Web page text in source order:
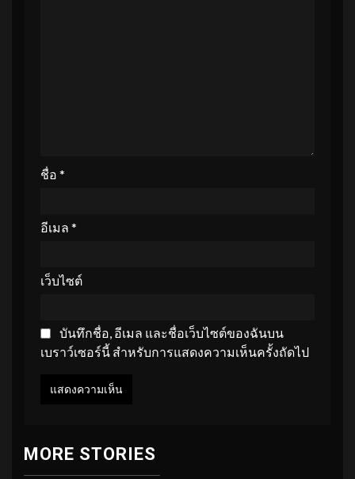
ชื่อ *
อีเมล *
เว็บไซต์
บันทึกชื่อ, อีเมล และชื่อเว็บไซต์ของฉันบน
เบราว์เซอร์นี้ สำหรับการแสดงความเห็นครั้งถัดไป
MORE STORIES